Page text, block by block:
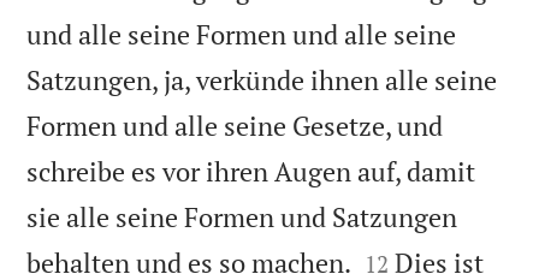
und alle seine Formen und alle seine
Satzungen, ja, verkünde ihnen alle seine
Formen und alle seine Gesetze, und
schreibe es vor ihren Augen auf, damit
sie alle seine Formen und Satzungen
behalten und es so machen. 

12 Dies ist